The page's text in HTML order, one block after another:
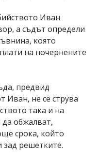
Иван
а съдът определи
която
на почернените
предвид
Иван, не се струва
така и на
обжалват,
срока, който
решетките.